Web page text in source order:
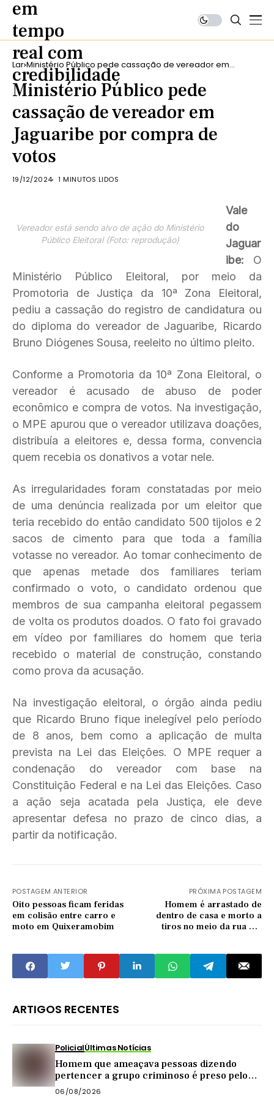
Lar Ministério Público pede cassação de vereador em
Jaguaribe por compra de votos
Ministério Público pede
cassação de vereador em
Jaguaribe por compra de
votos
19/12/2024 1 MINUTOS LIDOS
Vereador está sendo alvo de ação do Ministério
Público Eleitoral (Foto: reprodução)
Vale
do
Jaguar
ibe: O
Ministério Público Eleitoral, por meio da
Promotoria de Justiça da 10ª Zona Eleitoral,
pediu a cassação do registro de candidatura ou
do diploma do vereador de Jaguaribe, Ricardo
Bruno Diógenes Sousa, reeleito no último pleito.
Conforme a Promotoria da 10ª Zona Eleitoral, o
vereador é acusado de abuso de poder
econômico e compra de votos. Na investigação,
o MPE apurou que o vereador utilizava doações,
distribuía a eleitores e, dessa forma, convencia
quem recebia os donativos a votar nele.
As irregularidades foram constatadas por meio
de uma denúncia realizada por um eleitor que
teria recebido do então candidato 500 tijolos e 2
sacos de cimento para que toda a família
votasse no vereador. Ao tomar conhecimento de
que apenas metade dos familiares teriam
confirmado o voto, o candidato ordenou que
membros de sua campanha eleitoral pegassem
de volta os produtos doados. O fato foi gravado
em vídeo por familiares do homem que teria
recebido o material de construção, constando
como prova da acusação.
Na investigação eleitoral, o órgão ainda pediu
que Ricardo Bruno fique inelegível pelo período
de 8 anos, bem como a aplicação de multa
prevista na Lei das Eleições. O MPE requer a
condenação do vereador com base na
Constituição Federal e na Lei das Eleições. Caso
a ação seja acatada pela Justiça, ele deve
apresentar defesa no prazo de cinco dias, a
partir da notificação.
POSTAGEM ANTERIOR
Oito pessoas ficam feridas
em colisão entre carro e
moto em Quixeramobim
PRÓXIMA POSTAGEM
Homem é arrastado de
dentro de casa e morto a
tiros no meio da rua em
ARTIGOS RECENTES
PolicialÚltimas Notícias
Homem que ameaçava pessoas dizendo
pertencer a grupo criminoso é preso pelo
BPRaio em Quixeramobim
06/08/2026